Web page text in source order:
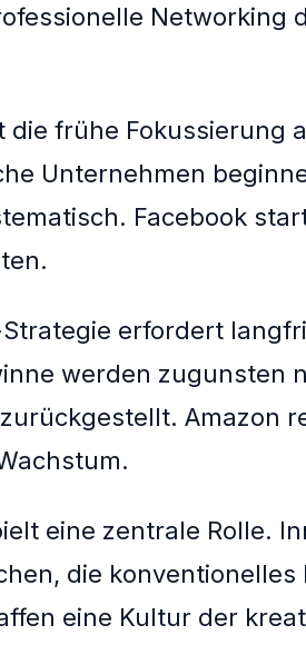
Networking
die frühe Fokussierung
Unternehmen
Facebook
erfordert
werden zugunsten
Amazon
eine zentrale Rolle.
die konventionelles
eine Kultur der